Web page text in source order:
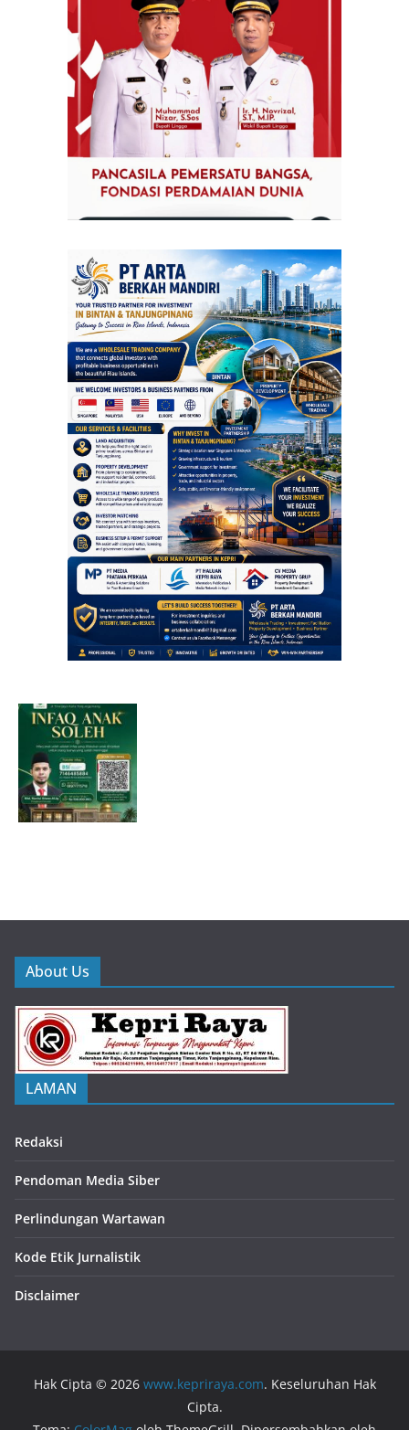
About Us
LAMAN
Redaksi
Pendoman Media Siber
Perlindungan Wartawan
Kode Etik Jurnalistik
Disclaimer
Hak Cipta © 2026 www.kepriraya.com. Keseluruhan Hak
Cipta.